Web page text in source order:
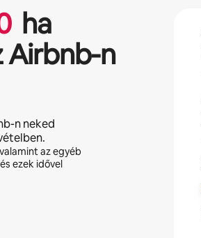
ha
Airbnb-n
n neked
az egyéb
ezek idővel